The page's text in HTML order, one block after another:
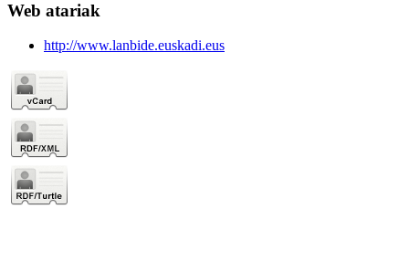
Web atariak
http://www.lanbide.euskadi.eus